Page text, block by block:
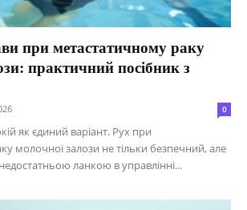
при метастатичному раку
практичний посібник з
0
як єдиний варіант. Рух при
молочної залози не тільки безпечний, але
ланкою в управлінні...